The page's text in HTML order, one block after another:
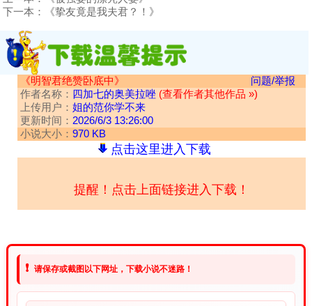
下一本：
《挚友竟是我夫君？！》
《明智君绝赞卧底中》
问题/举报
作者名称： 四加七的奥美拉唑 (查看作者其他作品 »)
上传用户： 姐的范你学不来
更新时间： 2026/6/3 13:26:00
小说大小： 970 KB
点击这里进入下载
提醒！点击上面链接进入下载！
❗ 请保存或截图以下网址，下载小说不迷路！